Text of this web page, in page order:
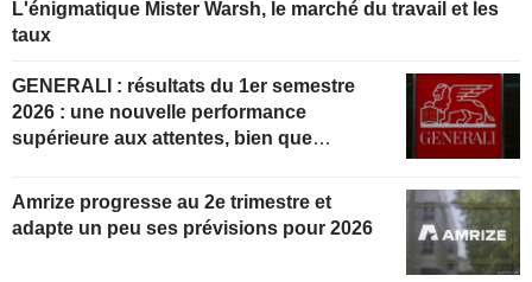
L'énigmatique Mister Warsh, le marché du travail et les
taux
GENERALI : résultats du 1er semestre
2026 : une nouvelle performance
supérieure aux attentes, bien que
Amrize progresse au 2e trimestre et
adapte un peu ses prévisions pour 2026